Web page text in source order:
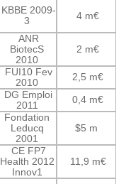
KBBE 2009-
3
4 m€
ANR
BiotecS
2010
2 m€
FUI10 Fev
2010
2,5 m€
DG Emploi
2011
0,4 m€
Fondation
Leducq
2001
$5 m
CE FP7
Health 2012
Innov1
11,9 m€